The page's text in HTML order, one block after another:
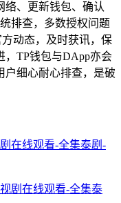
络、更新钱包、确认
排查，多数授权问题
动态，及时获讯，保
，TP钱包与DApp亦会
户细心耐心排查，是破
在线观看-全集泰剧-
剧在线观看-全集泰